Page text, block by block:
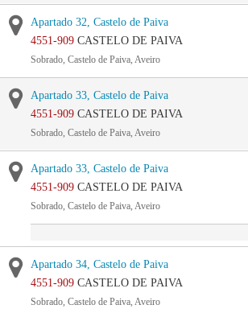
Apartado 32, Castelo de Paiva
4551-909 CASTELO DE PAIVA
Sobrado, Castelo de Paiva, Aveiro
Apartado 33, Castelo de Paiva
4551-909 CASTELO DE PAIVA
Sobrado, Castelo de Paiva, Aveiro
Apartado 33, Castelo de Paiva
4551-909 CASTELO DE PAIVA
Sobrado, Castelo de Paiva, Aveiro
Apartado 34, Castelo de Paiva
4551-909 CASTELO DE PAIVA
Sobrado, Castelo de Paiva, Aveiro